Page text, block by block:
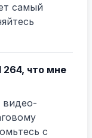
самый
264, что мне
видео-
с